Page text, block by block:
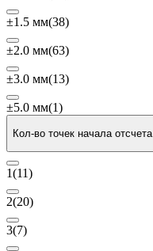
±1.5 мм(38)
±2.0 мм(63)
±3.0 мм(13)
±5.0 мм(1)
Кол-во точек начала отсчета
1(11)
2(20)
3(7)